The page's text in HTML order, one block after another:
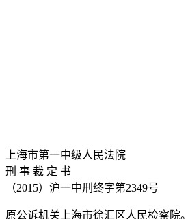
上海市第一中级人民法院
刑 事 裁 定 书
（2015）沪一中刑终字第2349号
原公诉机关上海市徐汇区人民检察院